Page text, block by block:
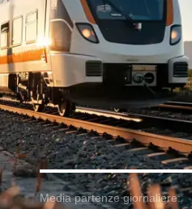
Media partenze giornaliere: